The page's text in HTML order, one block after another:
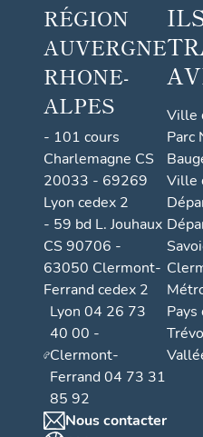
RÉGION
AUVERGNE
RHONE-
ALPES
- 101 cours
Charlemagne CS
20033 - 69269
Lyon cedex 2
- 59 bd L. Jouhaux
CS 90706 -
63050 Clermont-
Ferrand cedex 2
Lyon 04 26 73
40 00 -
Clermont-
Ferrand 04 73 31
85 92
Nous contacter
Ville
Parc
Ville
Pays